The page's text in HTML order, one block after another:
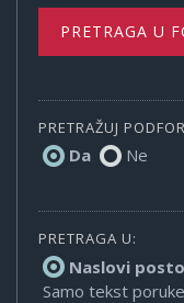
PRETRAGA U
PRETRAŽUJ
Da Ne
PRETRAGA U:
Naslovi
Samo tekst poruke